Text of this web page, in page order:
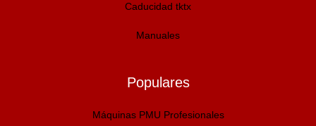
Caducidad tktx
Manuales
Populares
Máquinas PMU Profesionales